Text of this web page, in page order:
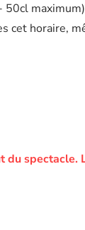
50cl maximum)
cet horaire,
du spectacle.